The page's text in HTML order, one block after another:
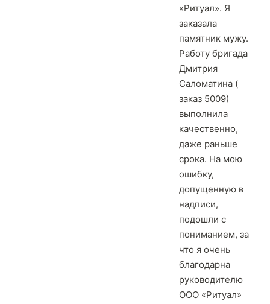
«Ритуал». Я
заказала
памятник мужу.
Работу бригада
Дмитрия
Саломатина (
заказ 5009)
выполнила
качественно,
даже раньше
срока. На мою
ошибку,
допущенную в
надписи,
подошли с
пониманием, за
что я очень
благодарна
руководителю
ООО «Ритуал»